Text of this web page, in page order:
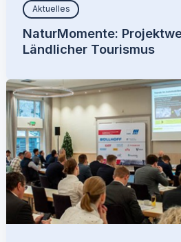
Aktuelles
NaturMomente:
Ländlicher Tourismus